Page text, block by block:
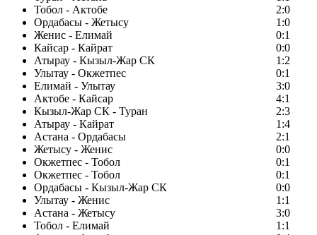
Тобол - Актобе
2:0
Ордабасы - Жетысу
1:0
Женис - Елимай
0:1
Кайсар - Кайрат
0:0
Атырау - Кызыл-Жар СК
1:2
Улытау - Окжетпес
0:1
Елимай - Улытау
3:0
Актобе - Кайсар
4:1
Кызыл-Жар СК - Туран
2:3
Атырау - Кайрат
1:4
Астана - Ордабасы
2:1
Жетысу - Женис
0:0
Окжетпес - Тобол
0:1
Окжетпес - Тобол
0:1
Ордабасы - Кызыл-Жар СК
0:0
Улытау - Женис
1:1
Астана - Жетысу
3:0
Тобол - Елимай
1:1